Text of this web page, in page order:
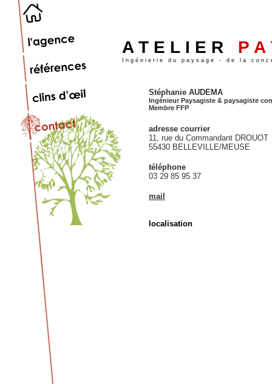
A T E L I E R P A
I n g é n i e r i e d u p a y s a g e - d e l a c o n c
Stéphanie AUDEMA
Ingénieur Paysagiste & paysagiste
Membre FFP
adresse courrier
11, rue du Commandant DROUOT
55430 BELLEVILLE/MEUSE
téléphone
03 29 85 95 37
mail
localisation